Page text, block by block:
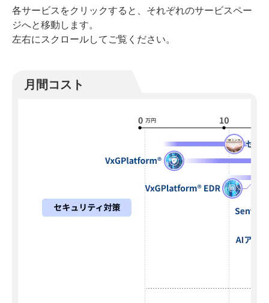
各サービスをクリックすると、それぞれのサービスペー
ジへと移動します。
左右にスクロールしてご覧ください。
月間コスト